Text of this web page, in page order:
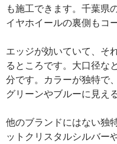
も施工できます。千葉県
イヤホイールの裏側もコ
エッジが効いていて、そ
るところです。大口径な
分です。カラーが独特で
グリーンやブルーに見え
他のブランドにはない独
ットクリスタルシルバー